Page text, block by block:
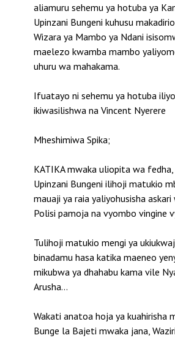
aliamuru sehemu ya hotuba ya
Upinzani Bungeni kuhusu
Wizara ya Mambo ya Ndani
maelezo kwamba mambo
uhuru wa mahakama.
Ifuatayo ni sehemu ya hotuba
ikiwasilishwa na Vincent Nyerere
Mheshimiwa Spika;
KATIKA mwaka uliopita wa fedha,
Upinzani Bungeni ilihoji matukio
mauaji ya raia yaliyohusisha askari
Polisi pamoja na vyombo vingine
Tulihoji matukio mengi ya
binadamu hasa katika maeneo
mikubwa ya dhahabu kama vile
Arusha…
Wakati anatoa hoja ya kuahirisha
Bunge la Bajeti mwaka jana,